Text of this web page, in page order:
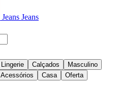
Jeans Jeans
Lingerie Calçados
Masculino
Acessórios Casa Oferta